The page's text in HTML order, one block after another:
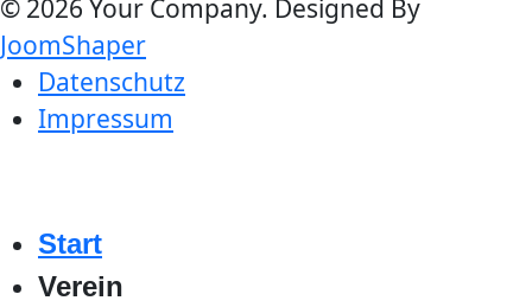
© 2026 Your Company. Designed By
JoomShaper
Datenschutz
Impressum
Start
Verein